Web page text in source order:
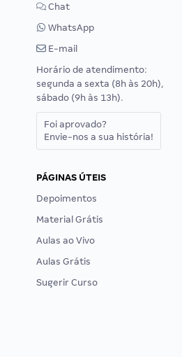
Chat
WhatsApp
E-mail
Horário de atendimento:
segunda a sexta (8h às 20h),
sábado (9h às 13h).
Foi aprovado?
Envie-nos a sua história!
PÁGINAS ÚTEIS
Depoimentos
Material Grátis
Aulas ao Vivo
Aulas Grátis
Sugerir Curso